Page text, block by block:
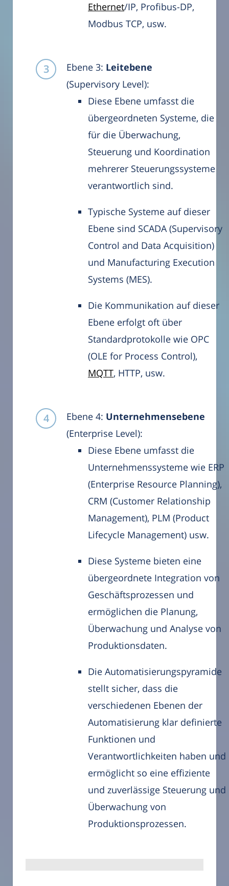
Ethernet/IP, Profibus-DP,
Modbus TCP, usw.
Ebene 3: Leitebene
(Supervisory Level):
Diese Ebene umfasst die
übergeordneten Systeme, die
für die Überwachung,
Steuerung und Koordination
mehrerer Steuerungssysteme
verantwortlich sind.
Typische Systeme auf dieser
Ebene sind SCADA (Supervisory
Control and Data Acquisition)
und Manufacturing Execution
Systems (MES).
Die Kommunikation auf dieser
Ebene erfolgt oft über
Standardprotokolle wie OPC
(OLE for Process Control),
MQTT, HTTP, usw.
Ebene 4: Unternehmensebene
(Enterprise Level):
Diese Ebene umfasst die
Unternehmenssysteme wie ERP
(Enterprise Resource Planning),
CRM (Customer Relationship
Management), PLM (Product
Lifecycle Management) usw.
Diese Systeme bieten eine
übergeordnete Integration von
Geschäftsprozessen und
ermöglichen die Planung,
Überwachung und Analyse von
Produktionsdaten.
Die Automatisierungspyramide
stellt sicher, dass die
verschiedenen Ebenen der
Automatisierung klar definierte
Funktionen und
Verantwortlichkeiten haben und
ermöglicht so eine effiziente
und zuverlässige Steuerung und
Überwachung von
Produktionsprozessen.